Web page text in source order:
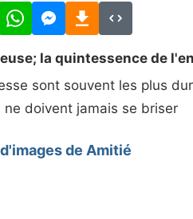
la quintessence de
sont souvent les plus
ne doivent jamais se briser
de Amitié